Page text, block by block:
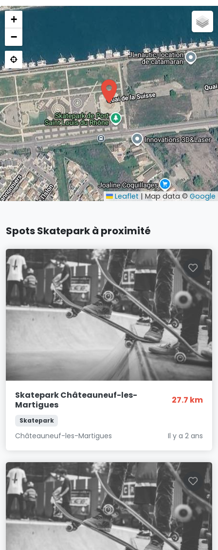
+
−
Leaflet |Map data © Google
Spots Skatepark à proximité
Skatepark Châteauneuf-les-
Martigues
27.7 km
Skatepark
Châteauneuf-les-Martigues Il y a 2 ans